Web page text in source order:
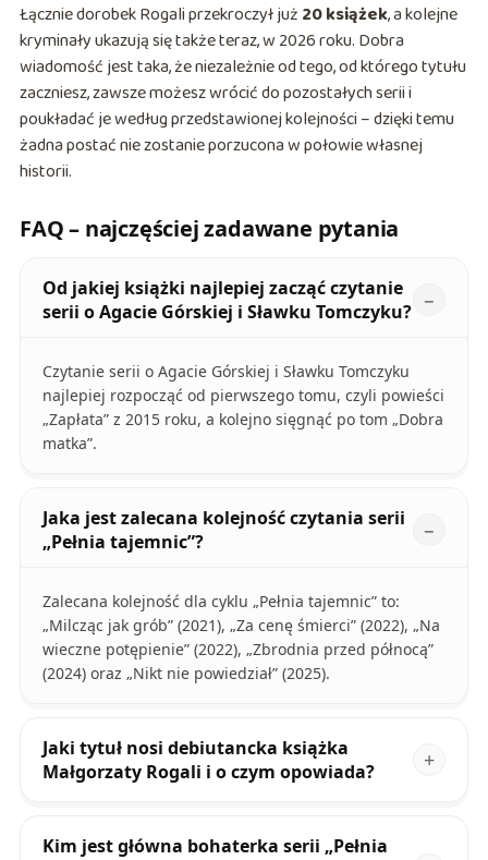
Łącznie dorobek Rogali przekroczył już 20 książek, a kolejne
kryminały ukazują się także teraz, w 2026 roku. Dobra
wiadomość jest taka, że niezależnie od tego, od którego tytułu
zaczniesz, zawsze możesz wrócić do pozostałych serii i
poukładać je według przedstawionej kolejności – dzięki temu
żadna postać nie zostanie porzucona w połowie własnej
historii.
FAQ – najczęściej zadawane pytania
Od jakiej książki najlepiej zacząć czytanie
serii o Agacie Górskiej i Sławku Tomczyku?
Czytanie serii o Agacie Górskiej i Sławku Tomczyku
najlepiej rozpocząć od pierwszego tomu, czyli powieści
„Zapłata” z 2015 roku, a kolejno sięgnąć po tom „Dobra
matka”.
Jaka jest zalecana kolejność czytania serii
„Pełnia tajemnic”?
Zalecana kolejność dla cyklu „Pełnia tajemnic” to:
„Milcząc jak grób” (2021), „Za cenę śmierci” (2022), „Na
wieczne potępienie” (2022), „Zbrodnia przed północą”
(2024) oraz „Nikt nie powiedział” (2025).
Jaki tytuł nosi debiutancka książka
Małgorzaty Rogali i o czym opowiada?
Kim jest główna bohaterka serii „Pełnia